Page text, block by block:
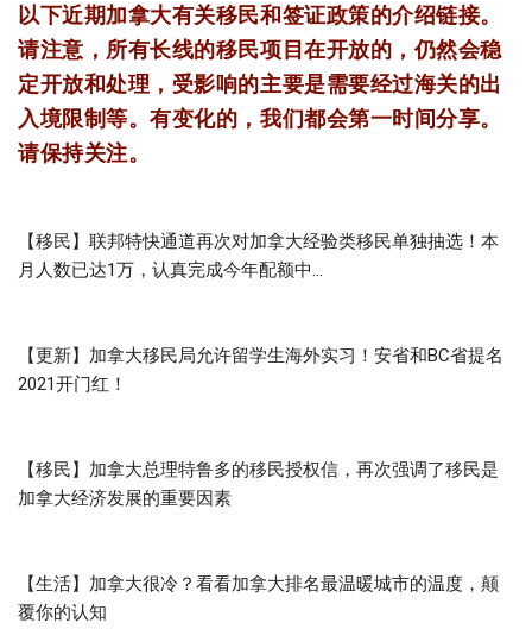
以下近期加拿大有关移民和签证政策的介绍链接。
请注意，所有长线的移民项目在开放的，仍然会稳
定开放和处理，受影响的主要是需要经过海关的出
入境限制等。有变化的，我们都会第一时间分享。
请保持关注。
【移民】联邦特快通道再次对加拿大经验类移民单独抽选！本
月人数已达1万，认真完成今年配额中…
【更新】加拿大移民局允许留学生海外实习！安省和BC省提名
2021开门红！
【移民】加拿大总理特鲁多的移民授权信，再次强调了移民是
加拿大经济发展的重要因素
【生活】加拿大很冷？看看加拿大排名最温暖城市的温度，颠
覆你的认知